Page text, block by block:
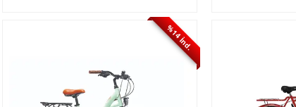
%14 İnd.